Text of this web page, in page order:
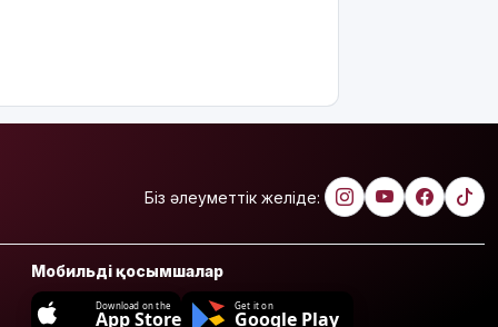
Біз әлеуметтік желіде:
Мобильді қосымшалар
Download on the
App Store
Get it on
Google Play